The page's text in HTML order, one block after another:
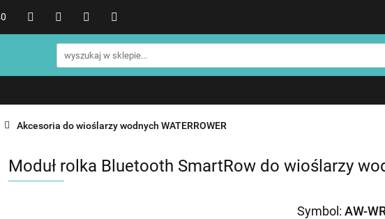
Strefa klienta
WATERROWER
Informacje o NOHRD Strefa treningowa NOHRD
Akcesoria do wioślarzy wodnych WATERROWER
Moduł rolka Bluetooth SmartRow do wioślarzy
Symbol: AW-